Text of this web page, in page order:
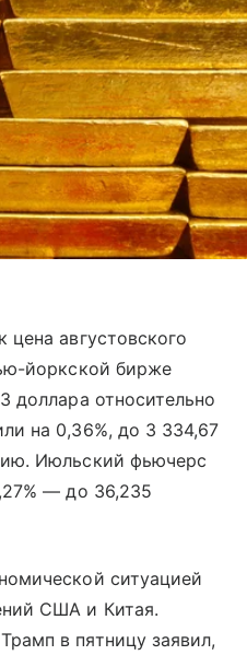
августовского
йоркской бирже
доллара относительно
на 0,36%, до 3 334,67
Июльский фьючерс
— до 36,235
ситуацией
США и Китая.
в пятницу заявил,